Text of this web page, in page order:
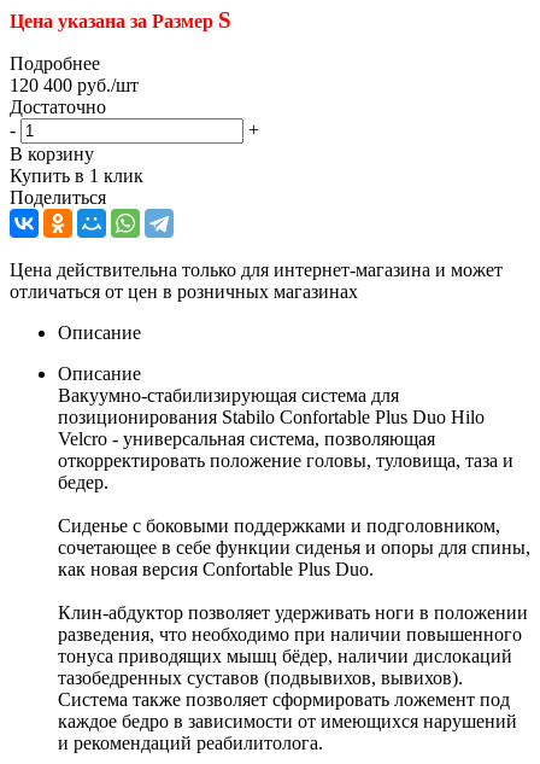
Цена указана за Размер S
Подробнее
120 400 руб./шт
Достаточно
-
+
В корзину
Купить в 1 клик
Поделиться
Цена действительна только для интернет-магазина и может
отличаться от цен в розничных магазинах
Описание
Описание
Вакуумно-стабилизирующая система для
позиционирования Stabilo Confortable Plus Duo Hilo
Velcro - универсальная система, позволяющая
откорректировать положение головы, туловища, таза и
бедер.
Сиденье с боковыми поддержками и подголовником,
сочетающее в себе функции сиденья и опоры для спины,
как новая версия Confortable Plus Duo.
Клин-абдуктор позволяет удерживать ноги в положении
разведения, что необходимо при наличии повышенного
тонуса приводящих мышц бёдер, наличии дислокаций
тазобедренных суставов (подвывихов, вывихов).
Система также позволяет сформировать ложемент под
каждое бедро в зависимости от имеющихся нарушений
и рекомендаций реабилитолога.